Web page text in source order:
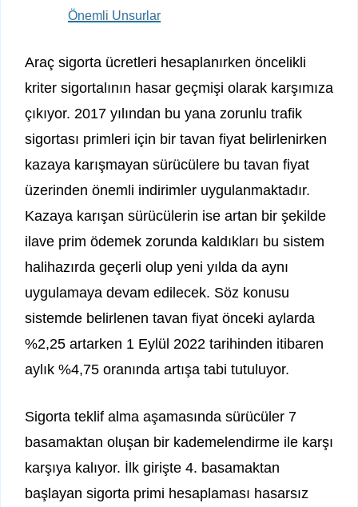
Önemli Unsurlar
Araç sigorta ücretleri hesaplanırken öncelikli
kriter sigortalının hasar geçmişi olarak karşımıza
çıkıyor. 2017 yılından bu yana zorunlu trafik
sigortası primleri için bir tavan fiyat belirlenirken
kazaya karışmayan sürücülere bu tavan fiyat
üzerinden önemli indirimler uygulanmaktadır.
Kazaya karışan sürücülerin ise artan bir şekilde
ilave prim ödemek zorunda kaldıkları bu sistem
halihazırda geçerli olup yeni yılda da aynı
uygulamaya devam edilecek. Söz konusu
sistemde belirlenen tavan fiyat önceki aylarda
%2,25 artarken 1 Eylül 2022 tarihinden itibaren
aylık %4,75 oranında artışa tabi tutuluyor.
Sigorta teklif alma aşamasında sürücüler 7
basamaktan oluşan bir kademelendirme ile karşı
karşıya kalıyor. İlk girişte 4. basamaktan
başlayan sigorta primi hesaplaması hasarsız